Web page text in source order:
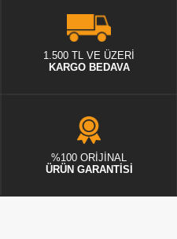
1.500 TL VE ÜZERİ
KARGO BEDAVA
%100 ORİJİNAL
ÜRÜN GARANTİSİ